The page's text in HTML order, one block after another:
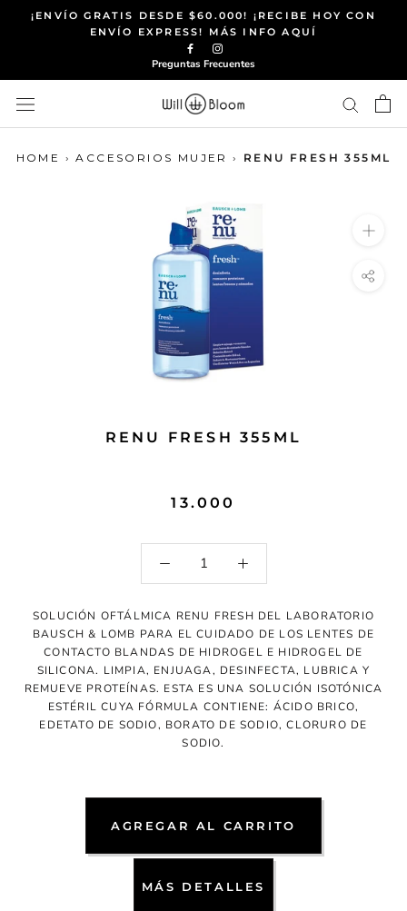
Saltar¡ENVÍO GRATIS DESDE $60.000! ¡RECIBE HOY CON
ENVÍO EXPRESS! MÁS INFO AQUÍ
Preguntas Frecuentes
HOME › ACCESORIOS MUJER › RENU FRESH 355ML
RENU FRESH 355ML
13.000
SOLUCIÓN OFTÁLMICA RENU FRESH DEL LABORATORIO
BAUSCH & LOMB PARA EL CUIDADO DE LOS LENTES DE
CONTACTO BLANDAS DE HIDROGEL E HIDROGEL DE
SILICONA. LIMPIA, ENJUAGA, DESINFECTA, LUBRICA Y
REMUEVE PROTEÍNAS. ESTA ES UNA SOLUCIÓN ISOTÓNICA
ESTÉRIL CUYA FÓRMULA CONTIENE: ÁCIDO BRICO,
EDETATO DE SODIO, BORATO DE SODIO, CLORURO DE
SODIO.
AGREGAR AL CARRITO
MÁS DETALLES